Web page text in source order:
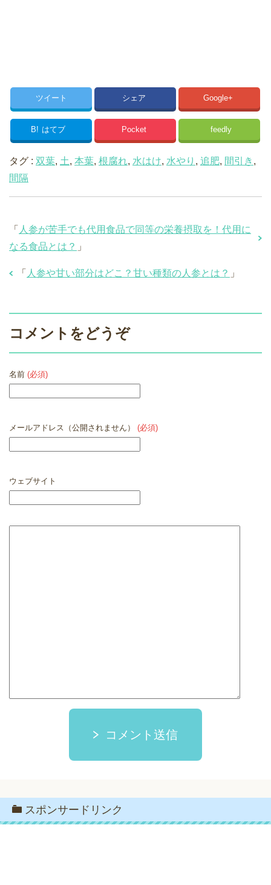
ツイート シェア Google+
B! はてブ Pocket feedly
タグ : 双葉, 土, 本葉, 根腐れ, 水はけ, 水やり , 追肥, 間引き ,
間隔
「 人参が苦手でも代用食品で同等の栄養摂取を！代用に
なる食品とは？ 」
「 人参や甘い部分はどこ？甘い種類の人参とは？ 」
コメントをどうぞ
名前 (必須)
メールアドレス（公開されません） (必須)
ウェブサイト
コメント送信
スポンサードリンク